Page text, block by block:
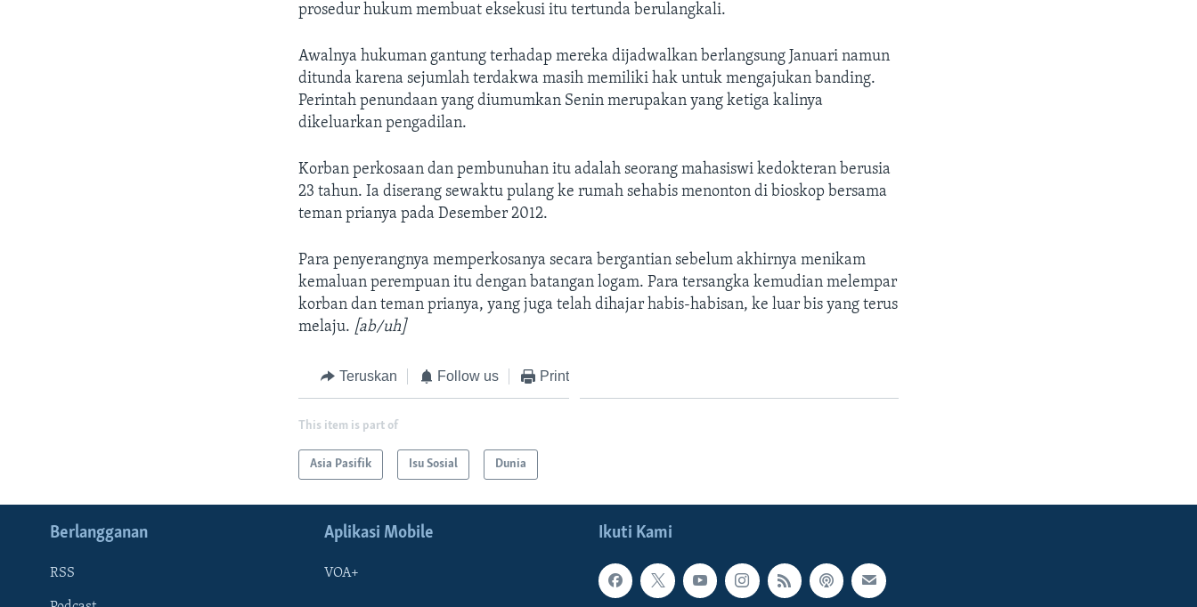
prosedur hukum membuat eksekusi itu tertunda berulangkali.
Awalnya hukuman gantung terhadap mereka dijadwalkan berlangsung Januari namun
ditunda karena sejumlah terdakwa masih memiliki hak untuk mengajukan banding.
Perintah penundaan yang diumumkan Senin merupakan yang ketiga kalinya
dikeluarkan pengadilan.
Korban perkosaan dan pembunuhan itu adalah seorang mahasiswi kedokteran berusia
23 tahun. Ia diserang sewaktu pulang ke rumah sehabis menonton di bioskop bersama
teman prianya pada Desember 2012.
Para penyerangnya memperkosanya secara bergantian sebelum akhirnya menikam
kemaluan perempuan itu dengan batangan logam. Para tersangka kemudian melempar
korban dan teman prianya, yang juga telah dihajar habis-habisan, ke luar bis yang terus
melaju. [ab/uh]
Teruskan Follow us Print
This item is part of
Asia Pasifik Isu Sosial Dunia
Ikuti Kami
Berlangganan
RSS
Aplikasi Mobile
VOA+